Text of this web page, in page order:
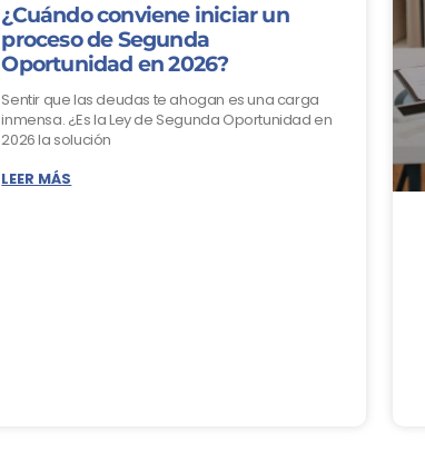
¿Cuándo conviene iniciar un
proceso de Segunda
Oportunidad en 2026?
Sentir que las deudas te ahogan es una carga
inmensa. ¿Es la Ley de Segunda Oportunidad en
2026 la solución
LEER MÁS